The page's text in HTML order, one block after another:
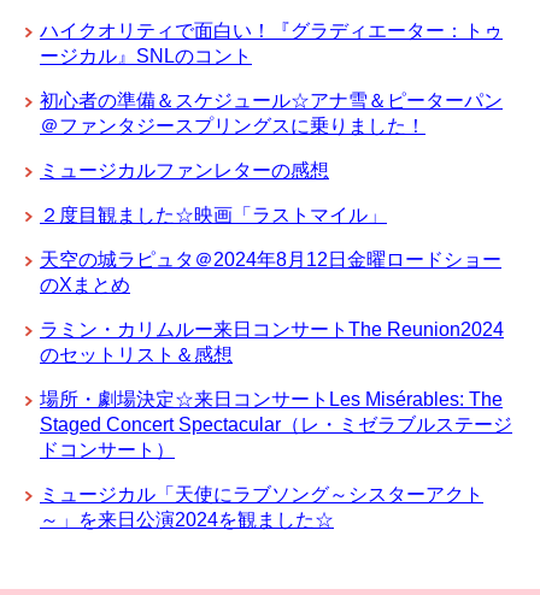
ハイクオリティで面白い！『グラディエーター：トゥ
ージカル』SNLのコント
初心者の準備＆スケジュール☆アナ雪＆ピーターパン
＠ファンタジースプリングスに乗りました！
ミュージカルファンレターの感想
２度目観ました☆映画「ラストマイル」
天空の城ラピュタ＠2024年8月12日金曜ロードショー
のXまとめ
ラミン・カリムルー来日コンサートThe Reunion2024
のセットリスト＆感想
場所・劇場決定☆来日コンサートLes Misérables: The
Staged Concert Spectacular（レ・ミゼラブルステージ
ドコンサート）
ミュージカル「天使にラブソング～シスターアクト
～」を来日公演2024を観ました☆